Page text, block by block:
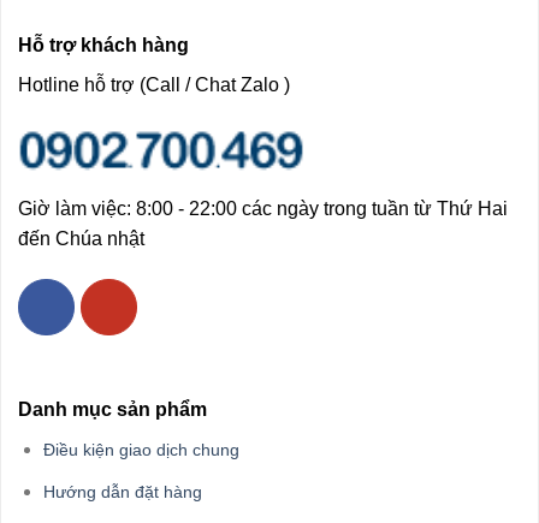
Hỗ trợ khách hàng
Hotline hỗ trợ (Call / Chat Zalo )
Giờ làm việc: 8:00 - 22:00 các ngày trong tuần từ Thứ Hai
đến Chúa nhật
Danh mục sản phẩm
Điều kiện giao dịch chung
Hướng dẫn đặt hàng